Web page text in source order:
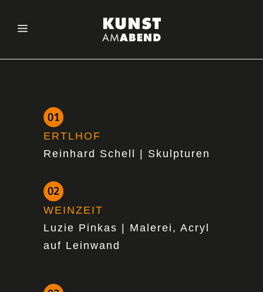
ERTLHOF
Reinhard Schell | Skulpturen
WEINZEIT
Luzie Pinkas | Malerei, Acryl
auf Leinwand